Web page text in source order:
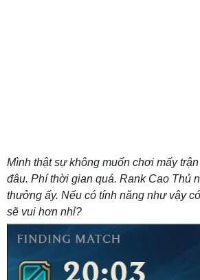
Mình thật sự không muốn chơi mấy
đâu. Phí thời gian quá. Rank Cao Thủ
thưởng ấy. Nếu có tính năng như vậy
sẽ vui hơn nhỉ?